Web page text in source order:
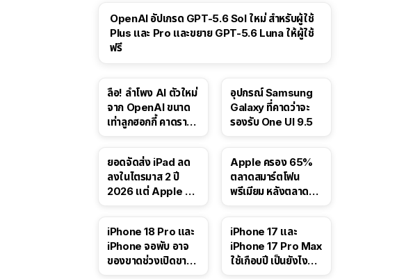
OpenAI อัปเกรด GPT-5.6 Sol ใหม่ สำหรับผู้ใช้
Plus และ Pro และขยาย GPT-5.6 Luna ให้ผู้ใช้
ฟรี
ลือ! ลำโพง AI ตัวใหม่
จาก OpenAI ขนาด
เท่าลูกฮอกกี้ คาดราคา
อุปกรณ์ Samsung
Galaxy ที่คาดว่าจะ
รองรับ One UI 9.5
ยอดจัดส่ง iPad ลด
ลงในไตรมาส 2 ปี
2026 แต่ Apple ยัง
Apple ครอง 65%
ตลาดสมาร์ตโฟน
พรีเมียม หลังตลาดทำ
iPhone 18 Pro และ
iPhone จอพับ อาจ
ของขาดช่วงเปิดขาย
iPhone 17 และ
iPhone 17 Pro Max
ใช้เกือบปี เป็นยังไง